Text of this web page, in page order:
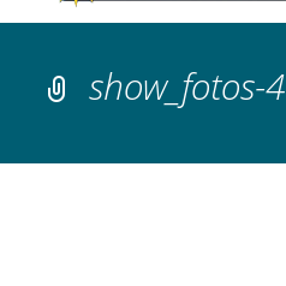
show_fotos-4